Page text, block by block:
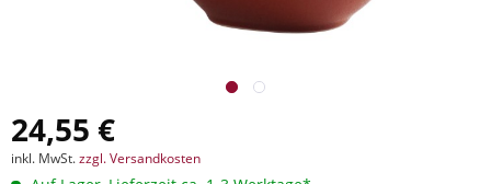
24,55 €
inkl. MwSt.zzgl. Versandkosten